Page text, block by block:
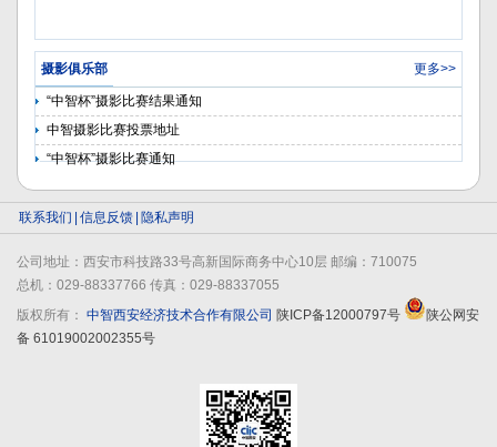
摄影俱乐部 更多>>
“中智杯”摄影比赛结果通知
中智摄影比赛投票地址
“中智杯”摄影比赛通知
联系我们 信息反馈 隐私声明
公司地址：西安市科技路33号高新国际商务中心10层 邮编：710075
总机：029-88337766 传真：029-88337055
版权所有： 中智西安经济技术合作有限公司 陕ICP备12000797号
陕公网安
备 61019002002355号